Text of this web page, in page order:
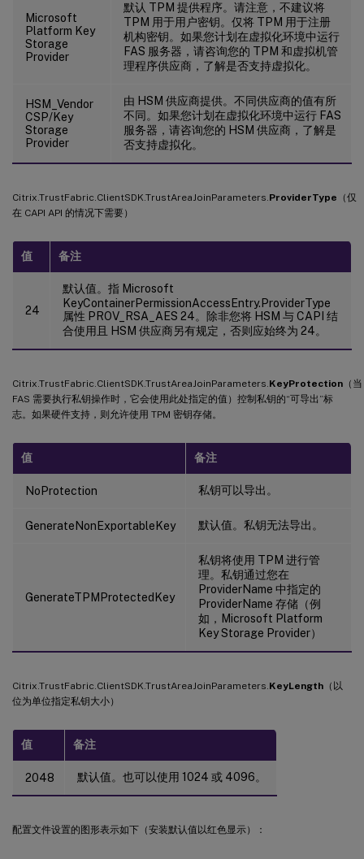
Microsoft
Platform Key
Storage
Provider
默认 TPM 提供程序。请注意，不建议将
TPM 用于用户密钥。仅将 TPM 用于注册
机构密钥。如果您计划在虚拟化环境中运行
FAS 服务器，请咨询您的 TPM 和虚拟机管
理程序供应商，了解是否支持虚拟化。
HSM_Vendor
CSP/Key
Storage
Provider
由 HSM 供应商提供。不同供应商的值有所
不同。如果您计划在虚拟化环境中运行 FAS
服务器，请咨询您的 HSM 供应商，了解是
否支持虚拟化。
Citrix.TrustFabric.ClientSDK.TrustAreaJoinParameters. ProviderType （仅
在 CAPI API 的情况下需要）
值 备注
24
默认值。指 Microsoft
KeyContainerPermissionAccessEntry.ProviderType
属性 PROV_RSA_AES 24。除非您将 HSM 与 CAPI 结
合使用且 HSM 供应商另有规定，否则应始终为 24。
Citrix.TrustFabric.ClientSDK.TrustAreaJoinParameters. KeyProtection （当
FAS 需要执行私钥操作时，它会使用此处指定的值）控制私钥的“可导出”标
志。如果硬件支持，则允许使用 TPM 密钥存储。
值 备注
NoProtection 私钥可以导出。
GenerateNonExportableKey 默认值。私钥无法导出。
GenerateTPMProtectedKey
私钥将使用 TPM 进行管
理。私钥通过您在
ProviderName 中指定的
ProviderName 存储（例
如，Microsoft Platform
Key Storage Provider）
Citrix.TrustFabric.ClientSDK.TrustAreaJoinParameters. KeyLength （以
位为单位指定私钥大小）
值 备注
2048 默认值。也可以使用 1024 或 4096。
配置文件设置的图形表示如下（安装默认值以红色显示）：